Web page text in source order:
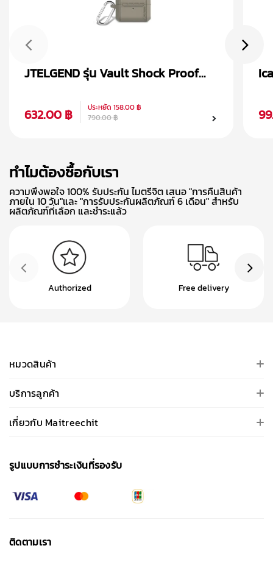
JTELGEND รุ่น Vault Shock Proof
632.00 ฿
ประหยัด 158.00 ฿
790.00 ฿
ทำไมต้องซื้อกับเรา
ความพึงพอใจ 100% รับประกัน ไมตรีจิต เสนอ "การคืนสินค้า
ภายใน 10 วัน"และ "การรับประกันผลิตภัณฑ์ 6 เดือน" สำหรับ
ผลิตภัณฑ์ที่เลือก และชำระแล้ว
Authorized Free delivery
หมวดสินค้า
บริการลูกค้า
เกี่ยวกับ Maitreechit
รูปแบบการชําระเงินที่รองรับ
ติดตามเรา